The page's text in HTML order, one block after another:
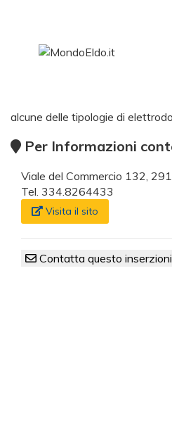
alcune delle tipologie di
Per Informazioni
Viale del Commercio 132,
Tel. 334.8264433
Visita il sito
Contatta questo